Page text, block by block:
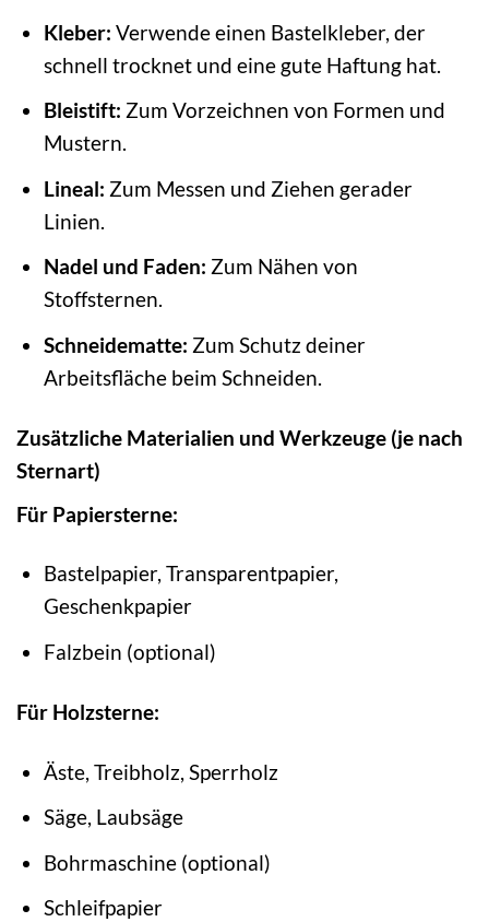
Kleber: Verwende einen Bastelkleber, der
schnell trocknet und eine gute Haftung hat.
Bleistift: Zum Vorzeichnen von Formen und
Mustern.
Lineal: Zum Messen und Ziehen gerader
Linien.
Nadel und Faden: Zum Nähen von
Stoffsternen.
Schneidematte: Zum Schutz deiner
Arbeitsfläche beim Schneiden.
Zusätzliche Materialien und Werkzeuge (je nach
Sternart)
Für Papiersterne:
Bastelpapier, Transparentpapier,
Geschenkpapier
Falzbein (optional)
Für Holzsterne:
Äste, Treibholz, Sperrholz
Säge, Laubsäge
Bohrmaschine (optional)
Schleifpapier